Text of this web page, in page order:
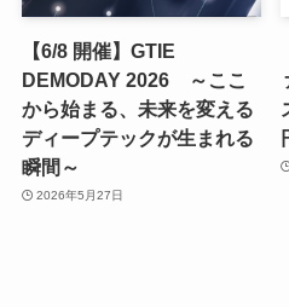
【6/8 開催】GTIE
DEMODAY 2026 ～ここ
から始まる、未来を変える
ディープテックが生まれる
瞬間～
2026年5月27日